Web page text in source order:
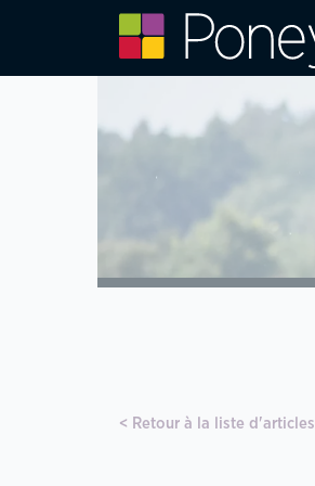
Retour à la liste d'articles